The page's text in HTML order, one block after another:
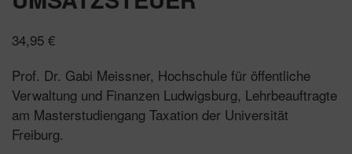
34,95 €
Prof. Dr. Gabi Meissner, Hochschule für öffentliche
Verwaltung und Finanzen Ludwigsburg, Lehrbeauftragte
am Masterstudiengang Taxation der Universität
Freiburg.